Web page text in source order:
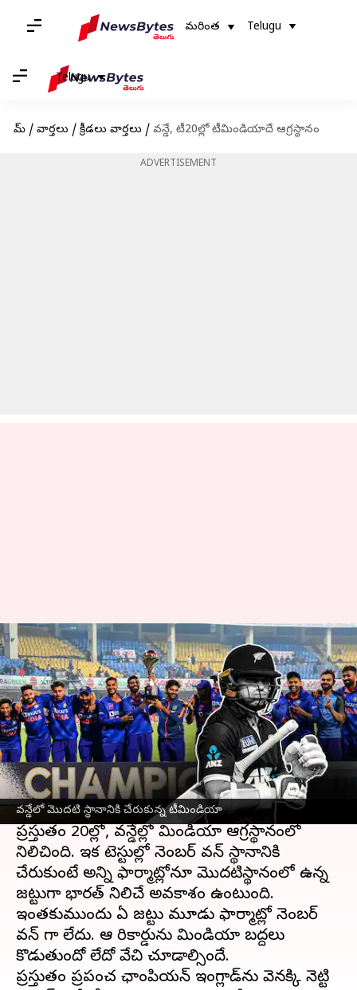
మరింత Telugu
Telugu
హోమ్ / వార్తలు / క్రీడలు వార్తలు / వన్డే, టీ20ల్లో టీమిండియాదే ఆగ్రస్థానం
ADVERTISEMENT
వన్డేలో మొదటి స్థానానికి చేరుకున్న టీమిండియా
వన్డే, టీ20ల్లో టీమిండియాదే ఆగ్రస్థానం
వ్రాసిన వారు Jayachandra Akuri Jan 25, 2023 09:56 am
ఈ వార్తాకథనం ఏంటి
టీమిండియాప్రస్తుతం సూపర్ ఫామ్‌లో ఉంది.
స్వదేశంలో మళ్లీ మరోసారి వన్డే సిరీస్‌ను కైవసం
చేసుకుంది. న్యూజిలాండ్, శ్రీలంక‌పై వరుసగా వన్డే
సిరీస్‌లను గెలుచుకొని సత్తా చాటింది.
ప్రస్తుతం టీ20ల్లో, వన్డేల్లో టీమిండియా ఆగ్రస్థానంలో
నిలిచింది. ఇక టెస్టుల్లో నెంబర్ వన్ స్థానానికి
చేరుకుంటే అన్ని ఫార్మాట్లోనూ మొదటిస్థానంలో ఉన్న
జట్టుగా భారత్ నిలిచే అవకాశం ఉంటుంది.
ఇంతకుముందు ఏ జట్టు మూడు ఫార్మాట్లో నెంబర్
వన్ గా లేదు. ఆ రికార్డును టీమిండియా బద్దలు
కొడుతుందో లేదో వేచి చూడాల్సిందే.
ప్రస్తుతం ప్రపంచ ఛాంపియన్ ఇంగ్లాడ్‌ను వెనక్కి నెట్టి